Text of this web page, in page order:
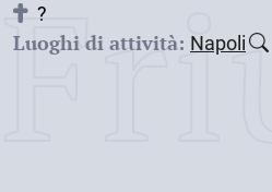
?
Luoghi di attività: Napoli